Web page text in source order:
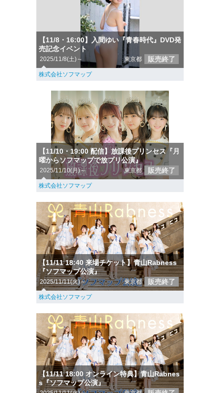
【11/8・16:00】入間ゆい『青春時代』DVD発
売記念イベント
2025/11/8(土)～ 東京都 販売終了
株式会社ソフマップ
【11/10・19:00 配信】放課後プリンセス『月
曜からソフマップで放プリ公演』
2025/11/10(月)～ 東京都 販売終了
株式会社ソフマップ
【11/11 18:40 来場チケット】青山Rabness
『ソフマップ公演』
2025/11/11(火)～ 東京都 販売終了
株式会社ソフマップ
【11/11 18:00 オンライン特典】青山Rabnes
s『ソフマップ公演』